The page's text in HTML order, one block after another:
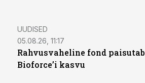
UUDISED
05.08.26, 11:17
Rahvusvaheline fond paisutab
Bioforce’i kasvu